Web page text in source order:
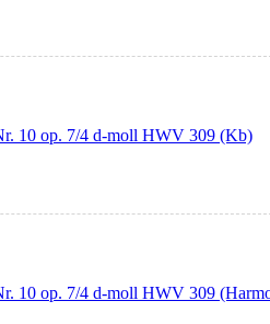
10 op. 7/4 d-moll HWV 309 (Kb)
10 op. 7/4 d-moll HWV 309